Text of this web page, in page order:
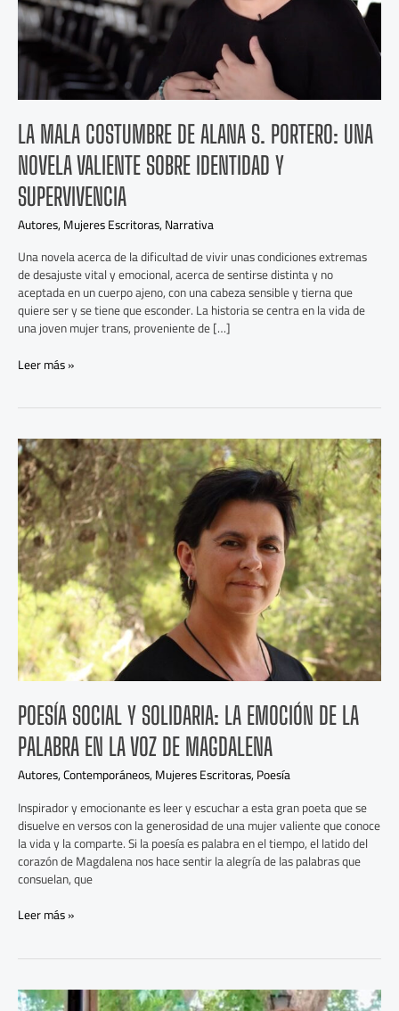
LA MALA COSTUMBRE DE ALANA S. PORTERO: UNA
NOVELA VALIENTE SOBRE IDENTIDAD Y
SUPERVIVENCIA
Autores,Mujeres Escritoras,Narrativa
Una novela acerca de la dificultad de vivir unas condiciones extremas
de desajuste vital y emocional, acerca de sentirse distinta y no
aceptada en un cuerpo ajeno, con una cabeza sensible y tierna que
quiere ser y se tiene que esconder. La historia se centra en la vida de
una joven mujer trans, proveniente de […]
novela
valiente
sobre
identidad
supervivencia
Leer más »
POESÍA SOCIAL Y SOLIDARIA: LA EMOCIÓN DE LA
PALABRA EN LA VOZ DE MAGDALENA
Autores,Contemporáneos,Mujeres Escritoras,Poesía
Inspirador y emocionante es leer y escuchar a esta gran poeta que se
disuelve en versos con la generosidad de una mujer valiente que conoce
la vida y la comparte. Si la poesía es palabra en el tiempo, el latido del
corazón de Magdalena nos hace sentir la alegría de las palabras que
consuelan, que
Poesía
social
y
solidaria:
La
emoción
de
la
palabra
en
la
voz
de
Magdalena
Leer más »
Raíces